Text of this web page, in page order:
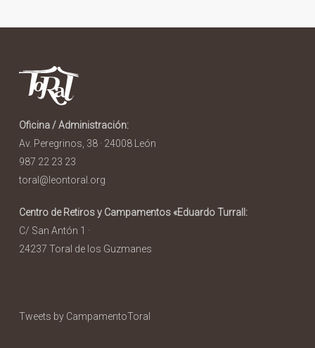
Oficina / Administración:
Av. Peregrinos, 38 · 24008 León
987 22 23 23
toral@leontoral.org
Centro de Retiros y Campamentos «Eduardo Turrall:
C/ San Antón 1 ·
24237 Toral de los Guzmanes
Tweets by CampamentoToral